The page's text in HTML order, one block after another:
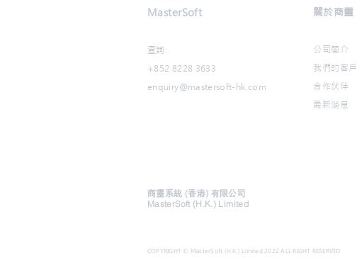
MasterSoft
關於商靈
查詢:
+852 8228 3633
enquiry@mastersoft-hk.com
公司簡介
我們的客戶
​合作伙伴
最新消息
商靈系統 (香港) 有限公司
MasterSoft (H.K.) Limited
COPYRIGHT © MasterSoft (H.K.) Limited 2022 ALL RIGHT RESERVED